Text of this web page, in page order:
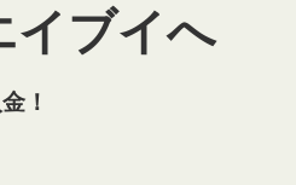
イブイへ
！